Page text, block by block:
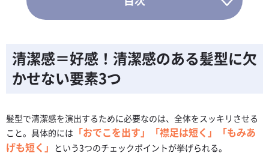
清潔感＝好感！清潔感のある髪型に欠
かせない要素3つ
髪型で清潔感を演出するために必要なのは、全体をスッキリさせる
こと。具体的には 「おでこを出す」「襟足は短く」「もみあ
げも短く」
という3つのチェックポイントが挙げられる。